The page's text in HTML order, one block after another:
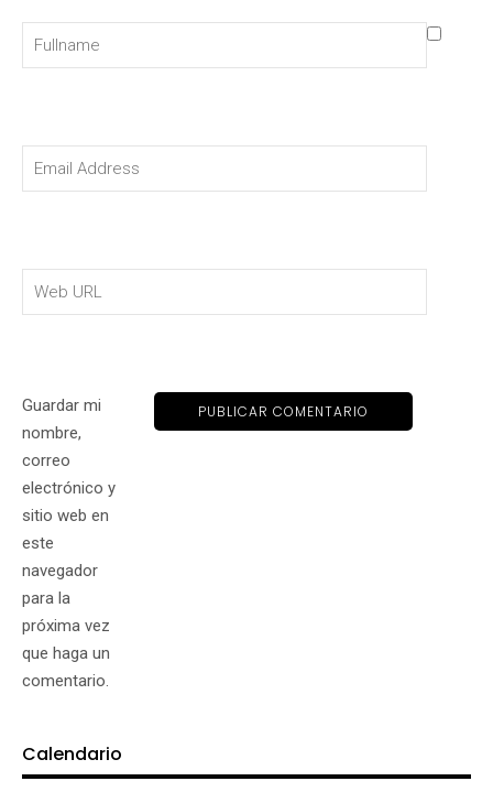
Guardar mi
nombre,
correo
electrónico y
sitio web en
este
navegador
para la
próxima vez
que haga un
comentario.
Calendario